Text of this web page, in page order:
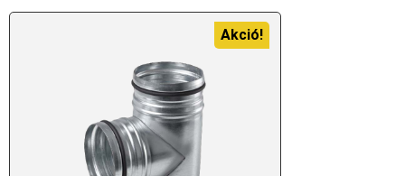
Akció!